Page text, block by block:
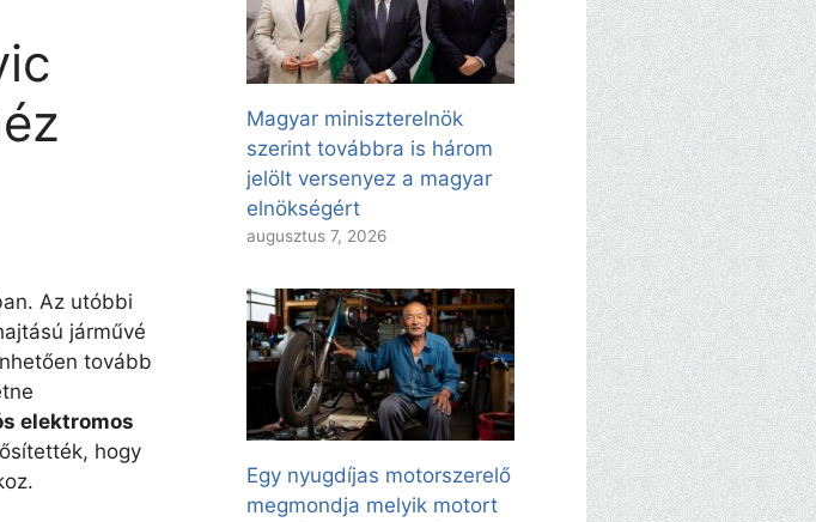
Az utóbbi
járművé
tovább
elektromos
hogy
Magyar miniszterelnök
szerint továbbra is három
jelölt versenyez a magyar
elnökségért
augusztus 7, 2026
Egy nyugdíjas motorszerelő
megmondja melyik motort